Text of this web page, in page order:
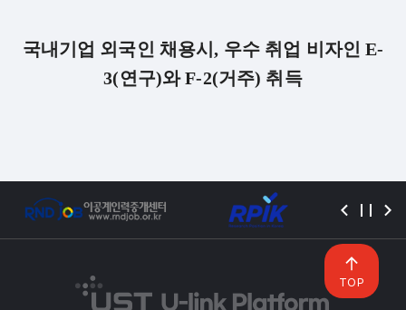
국내기업 외국인 채용시, 우수 취업 비자인 E-
3(연구)와 F-2(거주) 취득
TOP